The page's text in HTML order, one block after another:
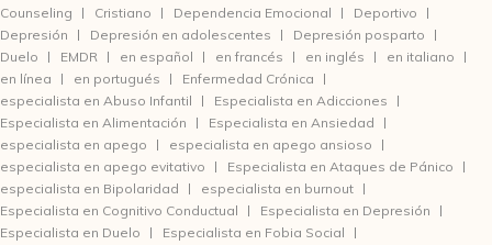
Counseling
Cristiano Dependencia Emocional
Deportivo
Depresión
Depresión en adolescentes
Depresión posparto
Duelo
EMDR en español en francés en inglés
en italiano
en línea
en portugués
Enfermedad Crónica
especialista en Abuso Infantil
Especialista en Adicciones
Especialista en Alimentación
Especialista en Ansiedad
especialista en apego
especialista en apego ansioso
especialista en apego evitativo
Especialista en Ataques de Pánico
especialista en Bipolaridad
especialista en burnout
Especialista en Cognitivo Conductual
Especialista en Depresión
Especialista en Duelo
Especialista en Fobia Social